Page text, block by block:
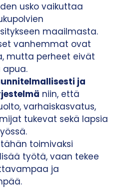
usko vaikuttaa
maailmasta.
vanhemmat ovat
mutta perheet eivät
apua.
ja
niin, että
varhaiskasvatus,
tukevat sekä lapsia
toimivaksi
työtä, vaan tekee
ja